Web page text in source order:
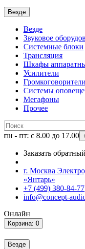
Везде
Везде
Звуковое
Системные блоки
Трансляция
Шкафы
Усилители
Громкоговорители
Системы
Мегафоны
Прочее
пн - пт: с 8.00 до 17.00
Заказать
г. Москва
«Янтарь»
+7 (499) 380-84-77
info@concept-
Онлайн
Корзина: 0
Везде